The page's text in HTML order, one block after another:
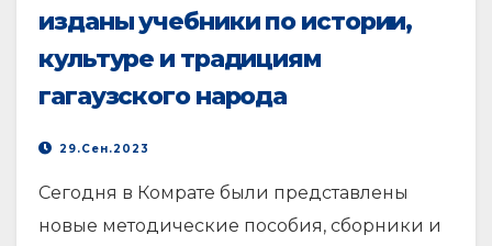
изданы учебники по истории,
культуре и традициям
гагаузского народа
29.Сен.2023
Сегодня в Комрате были представлены
новые методические пособия, сборники и